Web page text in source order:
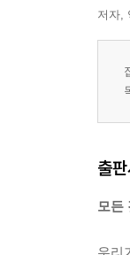
저자,
출
모든
우리